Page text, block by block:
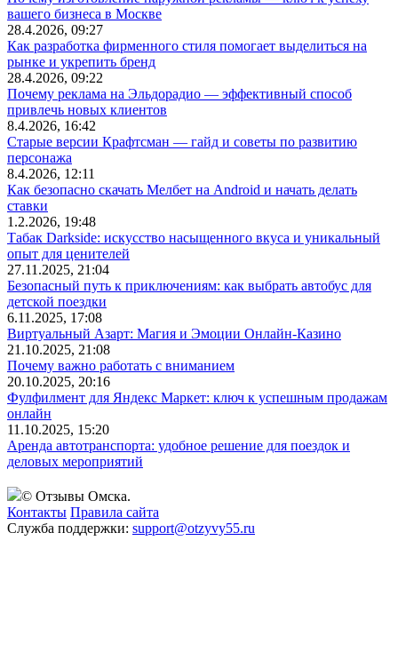
вашего бизнеса в Москве
28.4.2026, 09:27
Как разработка фирменного стиля помогает выделиться на
рынке и укрепить бренд
28.4.2026, 09:22
Почему реклама на Эльдорадио — эффективный способ
привлечь новых клиентов
8.4.2026, 16:42
Старые версии Крафтсман — гайд и советы по развитию
персонажа
8.4.2026, 12:11
Как безопасно скачать Мелбет на Android и начать делать
ставки
1.2.2026, 19:48
Табак Darkside: искусство насыщенного вкуса и уникальный
опыт для ценителей
27.11.2025, 21:04
Безопасный путь к приключениям: как выбрать автобус для
детской поездки
6.11.2025, 17:08
Виртуальный Азарт: Магия и Эмоции Онлайн-Казино
21.10.2025, 21:08
Почему важно работать с вниманием
20.10.2025, 20:16
Фулфилмент для Яндекс Маркет: ключ к успешным продажам
онлайн
11.10.2025, 15:20
Аренда автотранспорта: удобное решение для поездок и
деловых мероприятий
© Отзывы Омска.
Контакты Правила сайта
Служба поддержки: support@otzyvy55.ru